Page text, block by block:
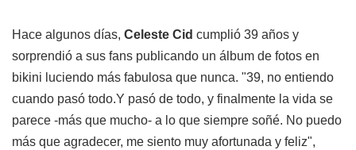
Hace algunos días, Celeste Cid cumplió 39 años y
sorprendió a sus fans publicando un álbum de fotos en
bikini luciendo más fabulosa que nunca. "39, no entiendo
cuando pasó todo.Y pasó de todo, y finalmente la vida se
parece -más que mucho- a lo que siempre soñé. No puedo
más que agradecer, me siento muy afortunada y feliz",